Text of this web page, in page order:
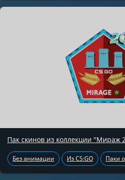
Пак скинов из коллекции "Мираж
Без анимации Из CS:GO Паки